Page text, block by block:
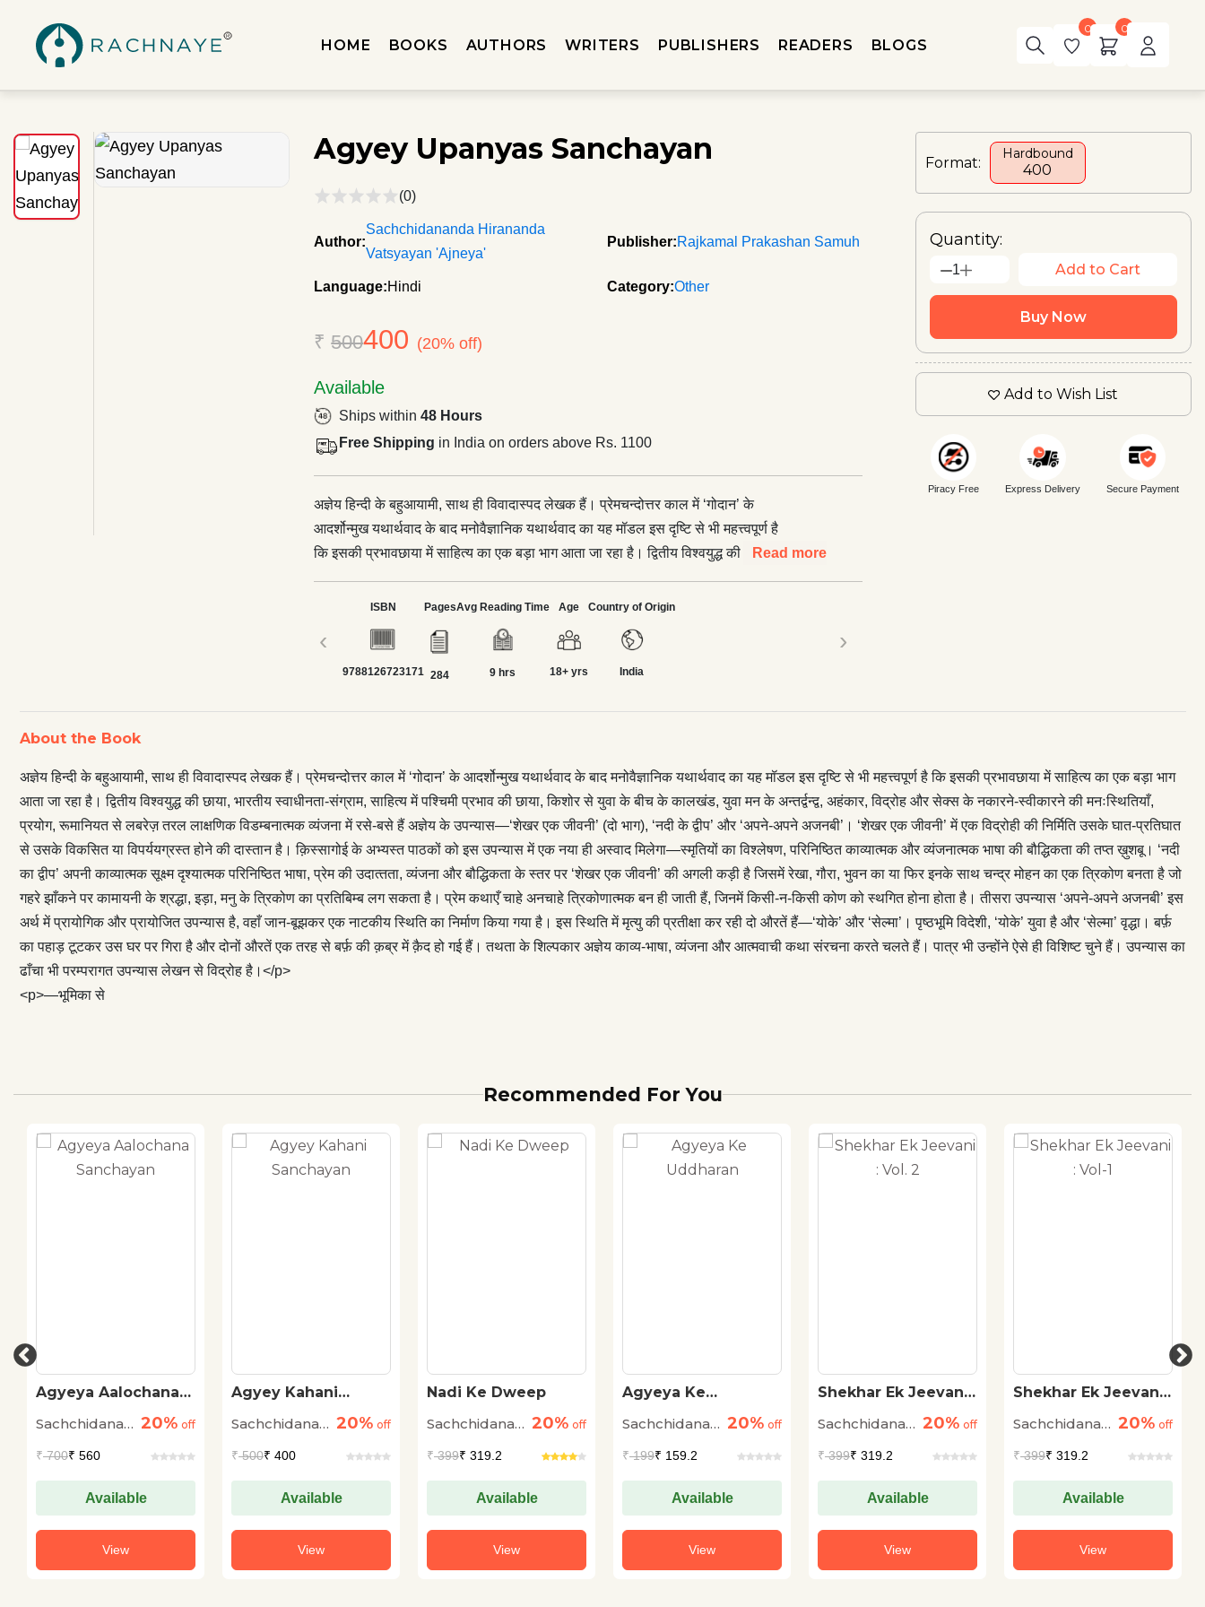
HOME BOOKS AUTHORS WRITERS PUBLISHERS READERS BLOGS
0 0
Agyey Upanyas Sanchayan
(0)
Author:
Sachchidananda Hirananda
Vatsyayan 'Ajneya'
Publisher:Rajkamal Prakashan Samuh
Language:Hindi Category:Other
₹500400 (20% off)
Available
Ships within48 Hours
Free Shipping in India on orders above Rs. 1100
अज्ञेय हिन्दी के बहुआयामी, साथ ही विवादास्पद लेखक हैं। प्रेमचन्दोत्तर काल में ‘गोदान’ के
आदर्शोन्मुख यथार्थवाद के बाद मनोवैज्ञानिक यथार्थवाद का यह मॉडल इस दृष्टि से भी महत्त्वपूर्ण है
कि इसकी प्रभावछाया में साहित्य का एक बड़ा भाग आता जा रहा है। द्वितीय विश्वयुद्ध की छाया,
कालखंड, युवा मन के अन्तर्द्वन्द्व, अहंकार, विद्रोह और सेक्स के नकारने-स्वीकारने की
मनःस्थितियाँ, प्रयोग, रूमानियत से लबरेज़ तरल लाक्षणिक विडम्बनात्मक व्यंजना में रसे-बसे हैं
अज्ञेय के उपन्यास—‘शेखर एक जीवनी’ (दो भाग), ‘नदी के द्वीप’ और ‘अपने-अपने अजनबी’।
‘शेखर एक जीवनी’ में एक विद्रोही की निर्मिति उसके घात-प्रतिघात से उसके विकसित या
प्रेम की उदात्‍तता, व्यंजना और बौद्धिकता के स्तर पर ‘शेखर एक जीवनी’ की अगली कड़ी है
जिसमें रेखा, गौरा, भुवन का या फिर इनके साथ चन्द्र मोहन का एक त्रिकोण बनता है जो गहरे
झाँकने पर कामायनी के श्रद्धा, इड़ा, मनु के त्रिकोण का प्रतिबिम्ब लग सकता है। प्रेम कथाएँ
चाहे अनचाहे त्रिकोणात्मक बन ही जाती हैं, जिनमें किसी-न-किसी कोण को स्थगित होना होता
है। तीसरा उपन्यास ‘अपने-अपने अजनबी’ इस अर्थ में प्रायोगिक और प्रायोजित उपन्यास है,
वहाँ जान-बूझकर एक नाटकीय स्थिति का निर्माण किया गया है। इस स्थिति में मृत्यु की प्रतीक्षा
कर रही दो औरतें हैं—‘योके’ और ‘सेल्मा’। पृष्ठभूमि विदेशी, ‘योके’ युवा है और ‘सेल्मा’ वृद्धा। बर्फ़
का पहाड़ टूटकर उस घर पर गिरा है और दोनों औरतें एक तरह से बर्फ़ की क़ब्र में क़ैद हो गई हैं।
Read more
‹
ISBN
9788126723171
Pages
284
Avg Reading Time
9 hrs
Age
18+ yrs
Country of Origin
India
›
Format:
Hardbound
₹400
Quantity:
1 Add to Cart
Buy Now
Add to Wish List
Piracy Free Express Delivery Secure Payment
About the Book
अज्ञेय हिन्दी के बहुआयामी, साथ ही विवादास्पद लेखक हैं। प्रेमचन्दोत्तर काल में ‘गोदान’ के आदर्शोन्मुख यथार्थवाद के बाद मनोवैज्ञानिक यथार्थवाद का यह मॉडल इस दृष्टि से भी महत्त्वपूर्ण है कि इसकी प्रभावछाया में साहित्य का एक बड़ा भाग
आता जा रहा है। द्वितीय विश्वयुद्ध की छाया, भारतीय स्वाधीनता-संग्राम, साहित्य में पश्चिमी प्रभाव की छाया, किशोर से युवा के बीच के कालखंड, युवा मन के अन्तर्द्वन्द्व, अहंकार, विद्रोह और सेक्स के नकारने-स्वीकारने की मनःस्थितियाँ,
प्रयोग, रूमानियत से लबरेज़ तरल लाक्षणिक विडम्बनात्मक व्यंजना में रसे-बसे हैं अज्ञेय के उपन्यास—‘शेखर एक जीवनी’ (दो भाग), ‘नदी के द्वीप’ और ‘अपने-अपने अजनबी’। ‘शेखर एक जीवनी’ में एक विद्रोही की निर्मिति उसके घात-प्रतिघात
से उसके विकसित या विपर्ययग्रस्त होने की दास्तान है। क़‍िस्सागोई के अभ्यस्त पाठकों को इस उपन्यास में एक नया ही अस्वाद मिलेगा—स्मृतियों का विश्लेषण, परिनिष्ठित काव्यात्मक और व्यंजनात्मक भाषा की बौद्धिकता की तप्त ख़ुशबू। ‘नदी
का द्वीप’ अपनी काव्यात्मक सूक्ष्म दृश्यात्मक परिनिष्ठित भाषा, प्रेम की उदात्‍तता, व्यंजना और बौद्धिकता के स्तर पर ‘शेखर एक जीवनी’ की अगली कड़ी है जिसमें रेखा, गौरा, भुवन का या फिर इनके साथ चन्द्र मोहन का एक त्रिकोण बनता है जो
गहरे झाँकने पर कामायनी के श्रद्धा, इड़ा, मनु के त्रिकोण का प्रतिबिम्ब लग सकता है। प्रेम कथाएँ चाहे अनचाहे त्रिकोणात्मक बन ही जाती हैं, जिनमें किसी-न-किसी कोण को स्थगित होना होता है। तीसरा उपन्यास ‘अपने-अपने अजनबी’ इस
अर्थ में प्रायोगिक और प्रायोजित उपन्यास है, वहाँ जान-बूझकर एक नाटकीय स्थिति का निर्माण किया गया है। इस स्थिति में मृत्यु की प्रतीक्षा कर रही दो औरतें हैं—‘योके’ और ‘सेल्मा’। पृष्ठभूमि विदेशी, ‘योके’ युवा है और ‘सेल्मा’ वृद्धा। बर्फ़
का पहाड़ टूटकर उस घर पर गिरा है और दोनों औरतें एक तरह से बर्फ़ की क़ब्र में क़ैद हो गई हैं। तथता के शिल्पकार अज्ञेय काव्य-भाषा, व्यंजना और आत्मवाची कथा संरचना करते चलते हैं। पात्र भी उन्होंने ऐसे ही विशिष्ट चुने हैं। उपन्यास का
ढाँचा भी परम्परागत उपन्यास लेखन से विद्रोह है।</p>
<p>—भूमिका से
Recommended For You
Agyeya Aalochana
Sachchidananda20% off
₹700₹ 560
Available
View
Agyey Kahani
Sachchidananda20% off
₹500₹ 400
Available
View
Nadi Ke Dweep
Sachchidananda20% off
₹399₹ 319.2
Available
View
Agyeya Ke
Sachchidananda20% off
₹199₹ 159.2
Available
View
Shekhar Ek Jeevani :
Sachchidananda20% off
₹399₹ 319.2
Available
View
Shekhar Ek Jeevani :
Sachchidananda20% off
₹399₹ 319.2
Available
View